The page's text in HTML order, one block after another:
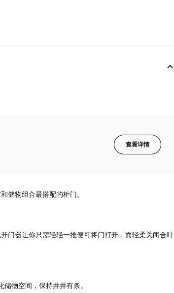
查看详情
物组合最搭配的柜门。
门器让你只需轻轻一推便可将门打开，而轻柔关闭合叶
物空间，保持井井有条。